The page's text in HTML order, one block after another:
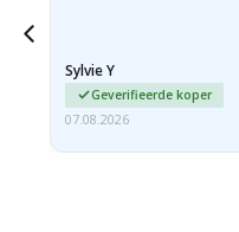
beetje…
Sylvie Y
Geverifieerde koper
07.08.2026